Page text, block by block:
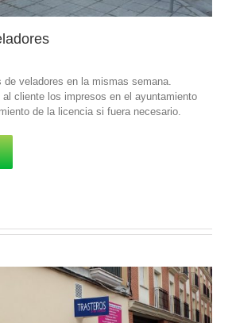
de veladores en la mismas semana.
al cliente los impresos en el ayuntamiento
de la licencia si fuera necesario.